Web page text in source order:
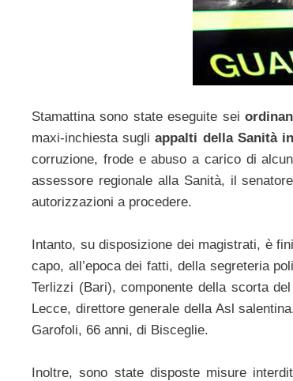
Stamattina sono state eseguite sei
maxi-inchiesta sugliappalti della Sanità
corruzione, frode e abuso a carico di
assessore regionale alla Sanità, il
autorizzazioni a procedere.
Intanto, su disposizione dei magistrati, è
capo, all’epoca dei fatti, della segreteria
Terlizzi (Bari), componente della scorta
Lecce, direttore generale della Asl
Garofoli, 66 anni, di Bisceglie.
Inoltre, sono state disposte misure